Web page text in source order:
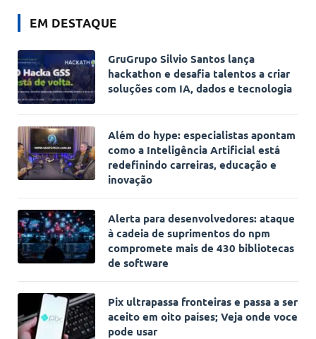
EM DESTAQUE
GruGrupo Silvio Santos lança
hackathon e desafia talentos a criar
soluções com IA, dados e tecnologia
Além do hype: especialistas apontam
como a Inteligência Artificial está
redefinindo carreiras, educação e
inovação
Alerta para desenvolvedores: ataque
à cadeia de suprimentos do npm
compromete mais de 430 bibliotecas
de software
Pix ultrapassa fronteiras e passa a ser
aceito em oito países; Veja onde voce
pode usar